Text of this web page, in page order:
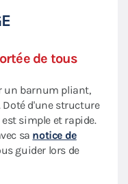
de tous
un barnum pliant,
d'une structure
simple et rapide.
sa notice de
guider lors de